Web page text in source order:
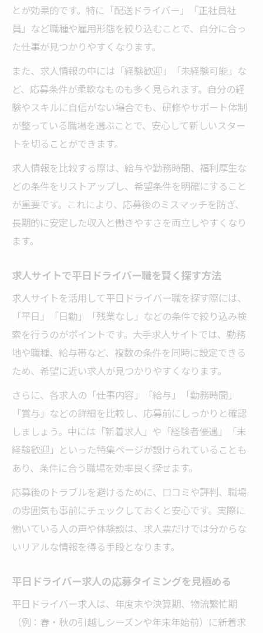
とが効果的です。特に「配送ドライバー」「正社員社
員」など職種や雇用形態を絞り込むことで、自分に合っ
た仕事が見つかりやすくなります。
また、求人情報の中には「経験歓迎」「未経験可能」な
ど、応募条件が柔軟なものも多く見られます。自分の経
験やスキルに自信がない場合でも、研修やサポート体制
が整っている職場を選ぶことで、安心して新しいスター
トを切ることができます。
求人情報を比較する際は、給与や勤務時間、福利厚生な
どの条件をリストアップし、希望条件を明確にすること
が重要です。これにより、応募後のミスマッチを防ぎ、
長期的に安定した収入と働きやすさを両立しやすくなり
ます。
求人サイトで平日ドライバー職を賢く探す方法
求人サイトを活用して平日ドライバー職を探す際には、
「平日」「日勤」「残業なし」などの条件で絞り込み検
索を行うのがポイントです。大手求人サイトでは、勤務
地や職種、給与帯など、複数の条件を同時に設定できる
ため、希望に近い求人が見つかりやすくなります。
さらに、各求人の「仕事内容」「給与」「勤務時間」
「賞与」などの詳細を比較し、応募前にしっかりと確認
しましょう。中には「新着求人」や「経験者優遇」「未
経験歓迎」といった特集ページが設けられていることも
あり、条件に合う職場を効率良く探せます。
応募後のトラブルを避けるために、口コミや評判、職場
の雰囲気も事前にチェックしておくと安心です。実際に
働いている人の声や体験談は、求人票だけでは分からな
いリアルな情報を得る手段となります。
平日ドライバー求人の応募タイミングを見極める
平日ドライバー求人は、年度末や決算期、物流繁忙期
（例：春・秋の引越しシーズンや年末年始前）に新着求